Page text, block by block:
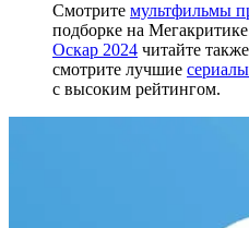
Смотрите мультфильмы
подборке на
Оскар 2024 читайте
смотрите лучшие
с высоким рейтингом.